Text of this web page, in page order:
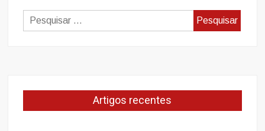
Pesquisar
por:
Artigos recentes